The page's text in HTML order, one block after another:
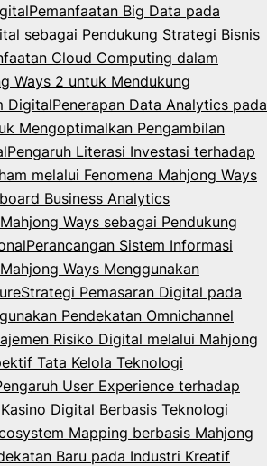
Pemanfaatan Big Data pada
sebagai Pendukung Strategi Bisnis
Cloud Computing dalam
Ways 2 untuk Mendukung
DigitalPenerapan Data Analytics pada
Mengoptimalkan Pengambilan
Pengaruh Literasi Investasi terhadap
melalui Fenomena Mahjong Ways
Business Analytics
Ways sebagai Pendukung
Perancangan Sistem Informasi
Ways Menggunakan
Strategi Pemasaran Digital pada
Pendekatan Omnichannel
Risiko Digital melalui Mahjong
Tata Kelola Teknologi
User Experience terhadap
Digital Berbasis Teknologi
Mapping berbasis Mahjong
Baru pada Industri Kreatif